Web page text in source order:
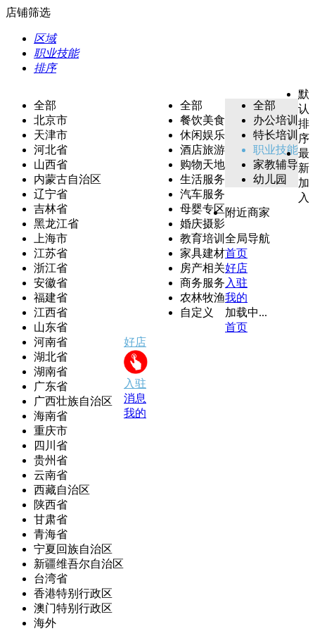
店铺筛选
区域
职业技能
排序
全部
北京市
天津市
河北省
山西省
内蒙古自治区
辽宁省
吉林省
黑龙江省
上海市
江苏省
浙江省
安徽省
福建省
江西省
山东省
河南省
湖北省
湖南省
广东省
广西壮族自治区
海南省
重庆市
四川省
贵州省
云南省
西藏自治区
陕西省
甘肃省
青海省
宁夏回族自治区
新疆维吾尔自治区
台湾省
香港特别行政区
澳门特别行政区
海外
全部
餐饮美食
休闲娱乐
酒店旅游
购物天地
生活服务
汽车服务
母婴专区
婚庆摄影
教育培训
家具建材
房产相关
商务服务
农林牧渔
自定义
全部
办公培训
特长培训
职业技能
家教辅导
幼儿园
默
认
排
序
最
新
加
入
附近商家
全局导航
首页
好店
入驻
我的
加载中...
首页
好店
入驻
消息
我的